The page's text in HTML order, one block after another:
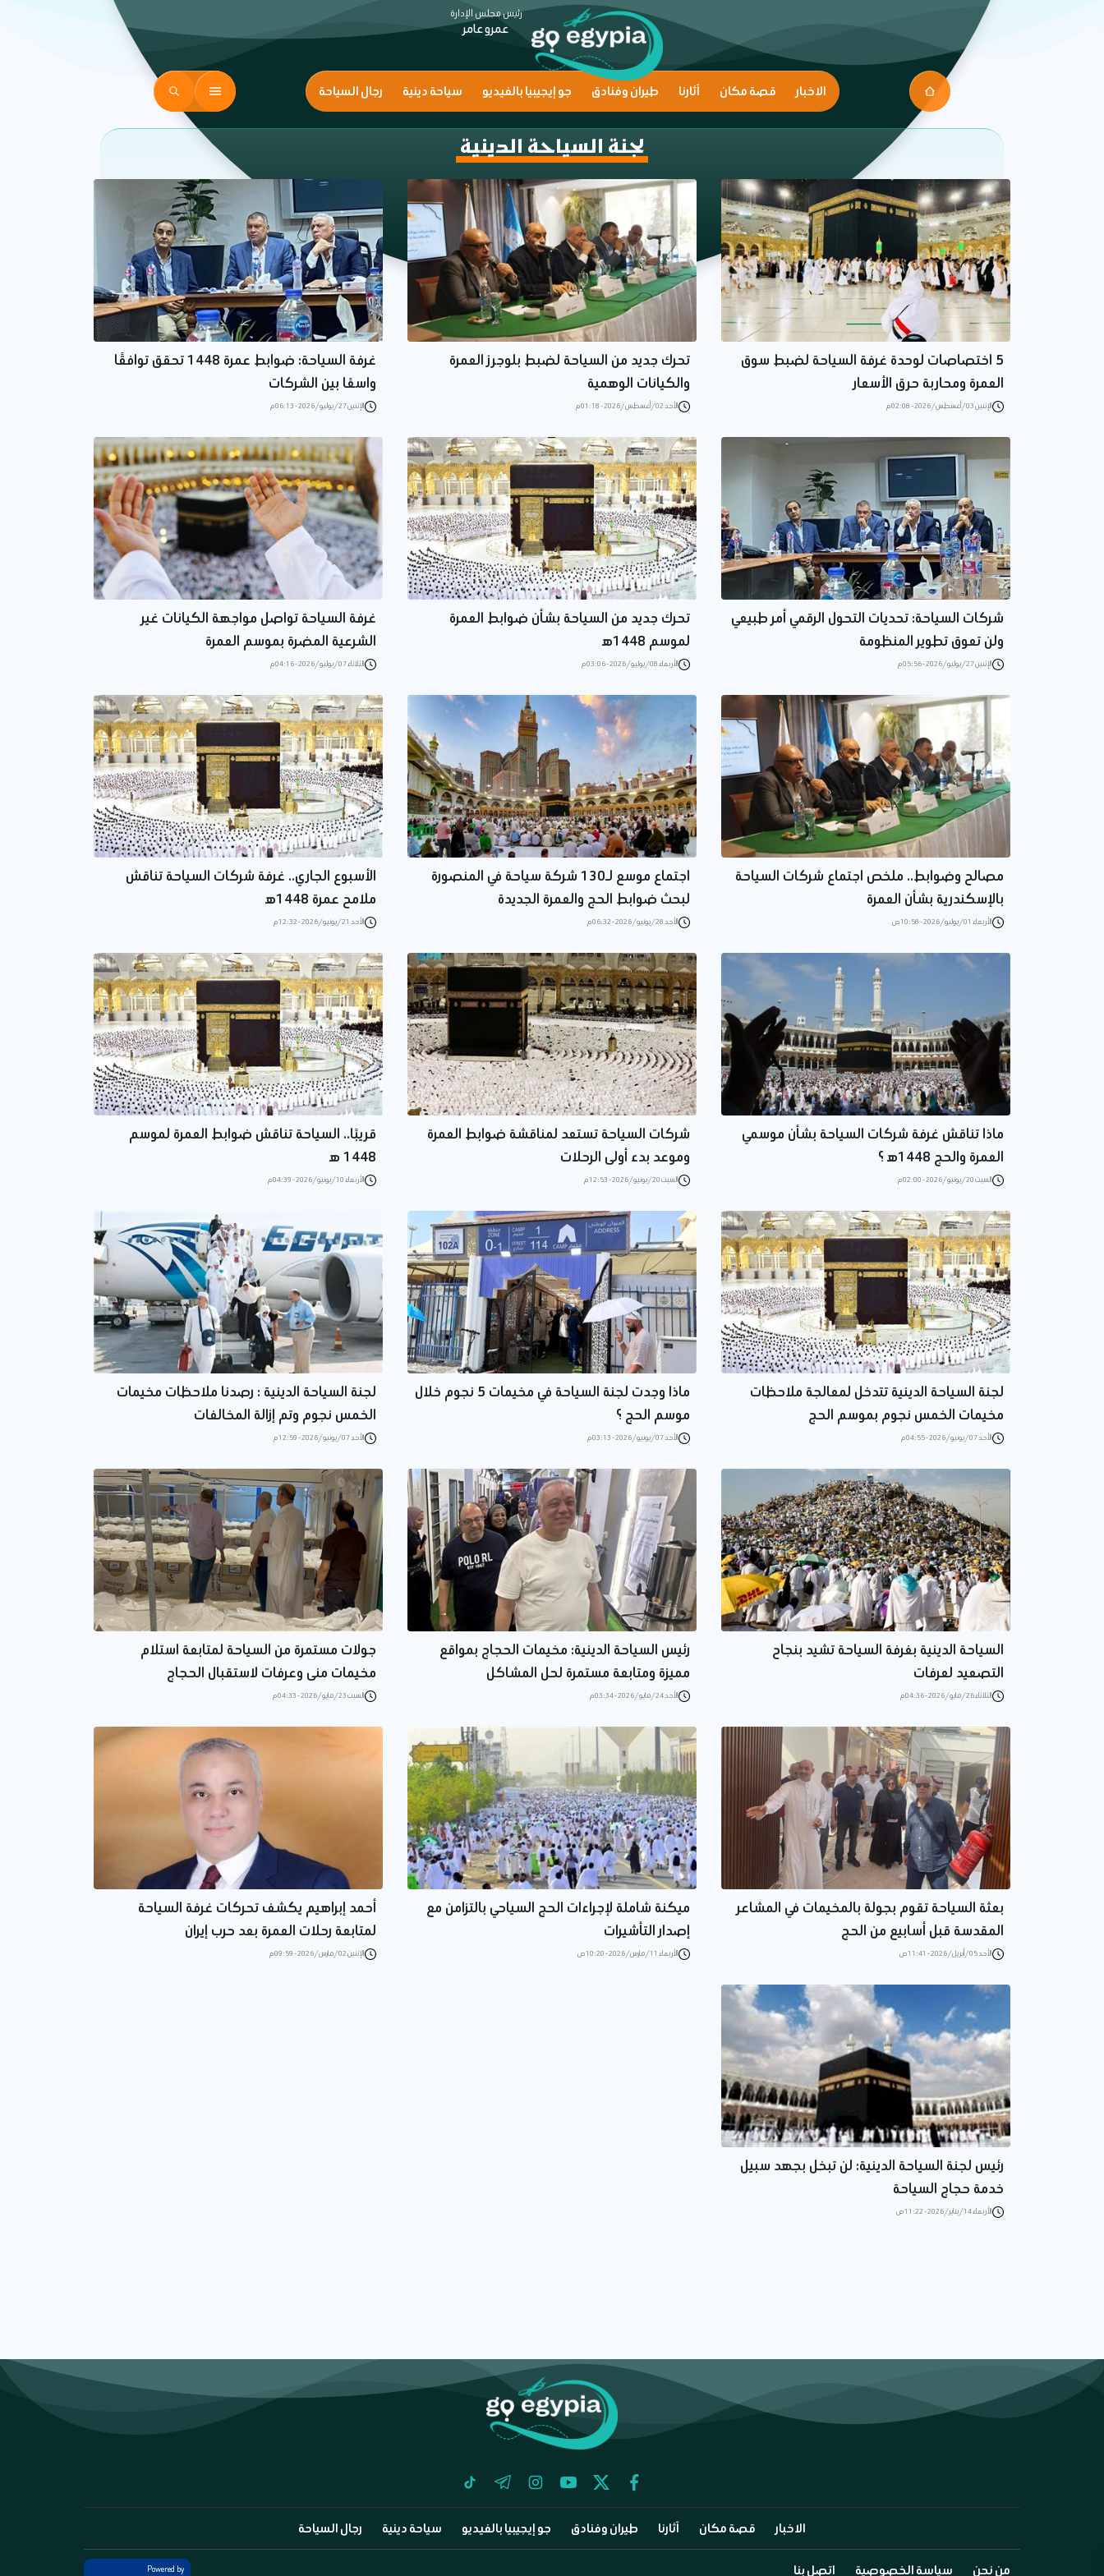
رئيس مجلس الإدارة
عمرو عامر
الاخبار قصة مكان آثارنا طيران وفنادق جو إيجيبيا بالفيديو سياحة دينية رجال السياحة
لجنة السياحة الدينية
5 اختصاصات لوحدة غرفة السياحة لضبط سوق
العمرة ومحاربة حرق الأسعار
الإثنين 03/أغسطس/2026 - 02:08 م
تحرك جديد من السياحة لضبط بلوجرز العمرة
والكيانات الوهمية
الأحد 02/أغسطس/2026 - 01:18 م
غرفة السياحة: ضوابط عمرة 1448 تحقق توافقًا
واسعًا بين الشركات
الإثنين 27/يوليو/2026 - 06:13 م
شركات السياحة: تحديات التحول الرقمي أمر طبيعي
ولن تعوق تطوير المنظومة
الإثنين 27/يوليو/2026 - 05:56 م
تحرك جديد من السياحة بشأن ضوابط العمرة
لموسم 1448ه‍
الأربعاء 08/يوليو/2026 - 03:06 م
غرفة السياحة تواصل مواجهة الكيانات غير
الشرعية المضرة بموسم العمرة
الثلاثاء 07/يوليو/2026 - 04:16 م
مصالح وضوابط.. ملخص اجتماع شركات السياحة
بالإسكندرية بشأن العمرة
الأربعاء 01/يوليو/2026 - 10:58 ص
اجتماع موسع لـ130 شركة سياحة في المنصورة
لبحث ضوابط الحج والعمرة الجديدة
الأحد 28/يونيو/2026 - 06:32 م
الأسبوع الجاري.. غرفة شركات السياحة تناقش
ملامح عمرة 1448ه‍
الأحد 21/يونيو/2026 - 12:32 م
ماذا تناقش غرفة شركات السياحة بشأن موسمي
العمرة والحج 1448ه‍ ؟
السبت 20/يونيو/2026 - 02:00 م
شركات السياحة تستعد لمناقشة ضوابط العمرة
وموعد بدء أولى الرحلات
السبت 20/يونيو/2026 - 12:53 م
قريبًا.. السياحة تناقش ضوابط العمرة لموسم
1448 ه‍
الأربعاء 10/يونيو/2026 - 04:39 م
لجنة السياحة الدينية تتدخل لمعالجة ملاحظات
مخيمات الخمس نجوم بموسم الحج
الأحد 07/يونيو/2026 - 04:55 م
ماذا وجدت لجنة السياحة في مخيمات 5 نجوم خلال
موسم الحج ؟
الأحد 07/يونيو/2026 - 03:13 م
لجنة السياحة الدينية : رصدنا ملاحظات مخيمات
الخمس نجوم وتم إزالة المخالفات
الأحد 07/يونيو/2026 - 12:59 م
السياحة الدينية بغرفة السياحة تشيد بنجاح
التصعيد لعرفات
الثلاثاء 26/مايو/2026 - 04:36 م
رئيس السياحة الدينية: مخيمات الحجاج بمواقع
مميزة ومتابعة مستمرة لحل المشاكل
الأحد 24/مايو/2026 - 03:34 م
جولات مستمرة من السياحة لمتابعة استلام
مخيمات منى وعرفات لاستقبال الحجاج
السبت 23/مايو/2026 - 04:33 م
بعثة السياحة تقوم بجولة بالمخيمات في المشاعر
المقدسة قبل أسابيع من الحج
الأحد 05/أبريل/2026 - 11:41 ص
ميكنة شاملة لإجراءات الحج السياحي بالتزامن مع
إصدار التأشيرات
الأربعاء 11/مارس/2026 - 10:20 ص
أحمد إبراهيم يكشف تحركات غرفة السياحة
لمتابعة رحلات العمرة بعد حرب إيران
الإثنين 02/مارس/2026 - 09:59 م
رئيس لجنة السياحة الدينية: لن تبخل بجهد سبيل
خدمة حجاج السياحة
الأربعاء 14/يناير/2026 - 11:22 ص
facebook
twitter
youtube
instagram
telegram
tiktok
الاخبار قصة مكان آثارنا طيران وفنادق جو إيجيبيا بالفيديو سياحة دينية رجال السياحة
من نحن سياسة الخصوصية اتصل بنا Powered by